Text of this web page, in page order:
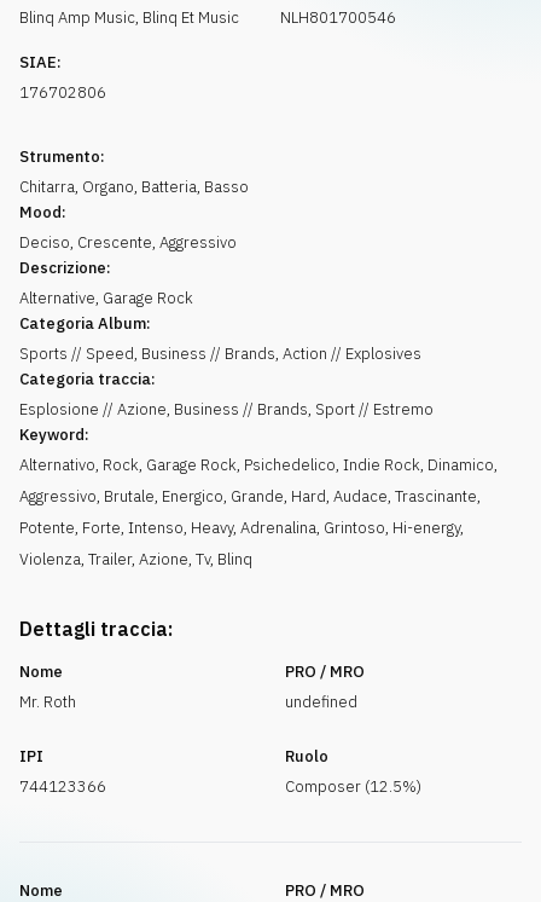
Blinq Amp Music, Blinq Et Music
NLH801700546
SIAE:
176702806
Strumento:
Chitarra, Organo, Batteria, Basso
Mood:
Deciso, Crescente, Aggressivo
Descrizione:
Alternative, Garage Rock
Categoria Album:
Sports // Speed, Business // Brands, Action // Explosives
Categoria traccia:
Esplosione // Azione, Business // Brands, Sport // Estremo
Keyword:
Alternativo, Rock, Garage Rock, Psichedelico, Indie Rock, Dinamico,
Aggressivo, Brutale, Energico, Grande, Hard, Audace, Trascinante,
Potente, Forte, Intenso, Heavy, Adrenalina, Grintoso, Hi-energy,
Violenza, Trailer, Azione, Tv, Blinq
Dettagli traccia:
Nome
Mr. Roth
PRO / MRO
undefined
IPI
744123366
Ruolo
Composer (12.5%)
Nome
PRO / MRO